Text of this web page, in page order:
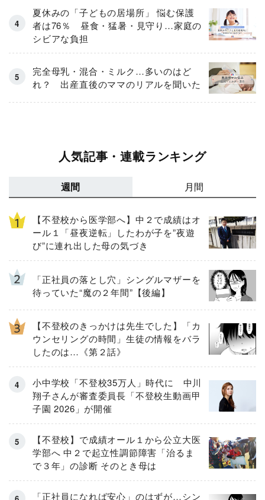
夏休みの「子どもの居場所」 悩む保護
者は76％ 昼食・猛暑・見守り…家庭の
シビアな負担
完全母乳・混合・ミルク…多いのはど
れ？ 出産直後のママのリアルを聞いた
人気記事・連載ランキング
週間 月間
【不登校から医学部へ】中２で成績はオ
ール１「昼夜逆転」したわが子を”夜遊
び”に連れ出した母の気づき
「正社員の落とし穴」シングルマザーを
待っていた“魔の２年間”【後編】
【不登校のきっかけは先生でした】「カ
ウンセリングの時間」生徒の情報をバラ
したのは…《第２話》
小中学校「不登校35万人」時代に 中川
翔子さんが審査委員長「不登校生動画甲
子園 2026」が開催
【不登校】で成績オール１から公立大医
学部へ 中２で起立性調節障害「治るま
で３年」の診断 そのとき母は
「正社員になれば安心」のはずが…シン